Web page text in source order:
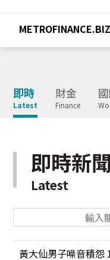
METROFINANCE.BIZ
即時
Latest
財金
Finance
即時新聞
Latest
黃大仙男子噪音積怨